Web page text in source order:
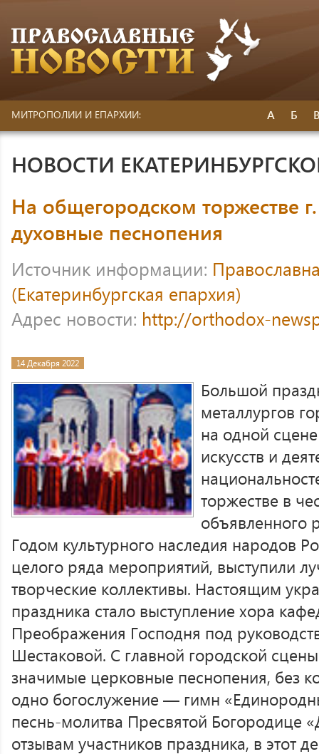
МИТРОПОЛИИ И ЕПАРХИИ: А Б
НОВОСТИ
На общегородском торжестве
духовные песнопения
Источник информации:
(Екатеринбургская епархия)
Адрес новости: http://orthodox-
14 Декабря 2022
Большой
металлургов
на одной
искусств и
торжестве в
объявленного
Годом культурного наследия народов
целого ряда мероприятий, выступили
творческие коллективы. Настоящим
праздника стало выступление хора
Преображения Господня под
Шестаковой. С главной городской
значимые церковные песнопения, без
одно богослужение — гимн
песнь-молитва Пресвятой Богородице
отзывам участников праздника, в этот